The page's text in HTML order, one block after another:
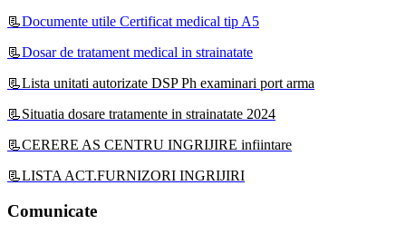
📃Documente utile Certificat medical tip A5
📃Dosar de tratament medical in strainatate
📃Lista unitati autorizate DSP Ph examinari port arma
📃Situatia dosare tratamente in strainatate 2024
📃CERERE AS CENTRU INGRIJIRE infiintare
📃LISTA ACT.FURNIZORI INGRIJIRI
Comunicate